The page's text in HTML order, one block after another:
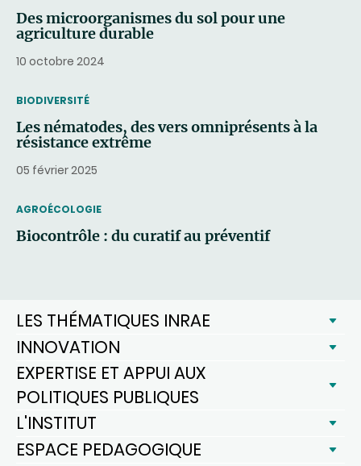
Des microorganismes du sol pour une
agriculture durable
10 octobre 2024
THEMATIC
BIODIVERSITÉ
Les nématodes, des vers omniprésents à la
résistance extrême
05 février 2025
THEMATIC
AGROÉCOLOGIE
Biocontrôle : du curatif au préventif
LES THÉMATIQUES INRAE
INNOVATION
EXPERTISE ET APPUI AUX
POLITIQUES PUBLIQUES
L'INSTITUT
ESPACE PEDAGOGIQUE